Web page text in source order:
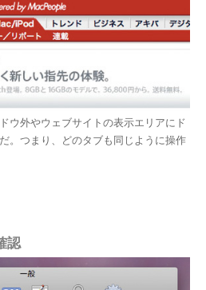
ウ外やウェブサイトの表示エリアにド
。つまり、どのタブも同じように操作
認